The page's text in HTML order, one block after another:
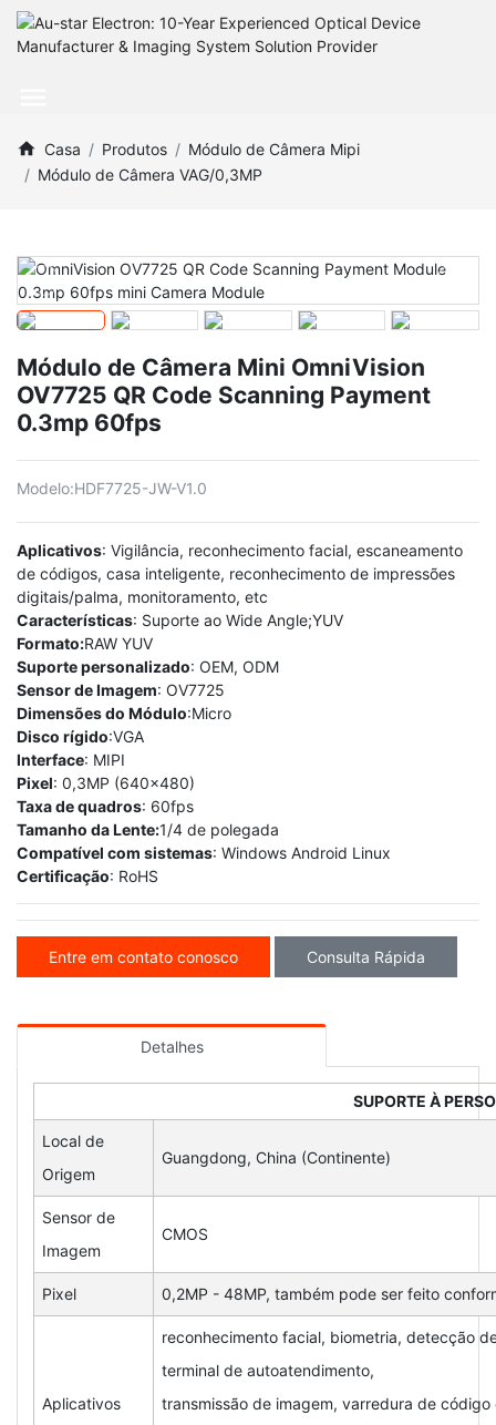
Casa Produtos
Módulo de Câmera Mipi
Módulo de Câmera VAG/0,3MP
Módulo de Câmera Mini OmniVision
OV7725 QR Code Scanning Payment
0.3mp 60fps
Modelo:HDF7725-JW-V1.0
Aplicativos: Vigilância, reconhecimento facial, escaneamento
de códigos, casa inteligente, reconhecimento de impressões
digitais/palma, monitoramento, etc
Características: Suporte ao Wide Angle;YUV
Formato:RAW YUV
Suporte personalizado: OEM, ODM
Sensor de Imagem: OV7725
Dimensões do Módulo:Micro
Disco rígido:VGA
Interface: MIPI
Pixel: 0,3MP (640x480)
Taxa de quadros: 60fps
Tamanho da Lente:1/4 de polegada
Compatível com sistemas: Windows Android Linux
Certificação: RoHS
Entre em contato conosco Consulta Rápida
Detalhes
SUPORTE À
Local de
Origem
Guangdong, China (Continente)
Sensor de
Imagem
CMOS
Pixel 0,2MP - 48MP, também pode ser feito
Aplicativos
reconhecimento facial, biometria, detecção
terminal de autoatendimento,
transmissão de imagem, varredura de